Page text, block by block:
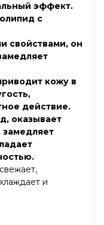
эффект.
с
свойствами, он
кожу в
действие.
оказывает
и